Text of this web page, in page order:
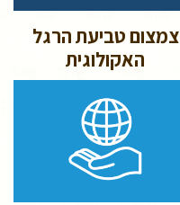
צמצום טביעת הרגל
האקולוגית